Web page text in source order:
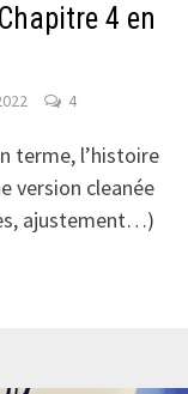
4 en
4
terme, l’histoire
version cleanée
ajustement…)